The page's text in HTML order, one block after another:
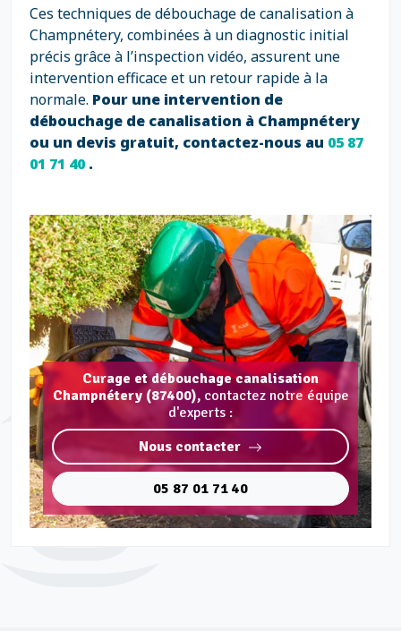
Ces techniques de débouchage de canalisation à
Champnétery, combinées à un diagnostic initial
précis grâce à l’inspection vidéo, assurent une
intervention efficace et un retour rapide à la
normale. Pour une intervention de
débouchage de canalisation à Champnétery
ou un devis gratuit, contactez-nous au 05 87
01 71 40.
Curage et débouchage canalisation
Champnétery (87400), contactez notre équipe
d'experts :
Nous contacter
05 87 01 71 40